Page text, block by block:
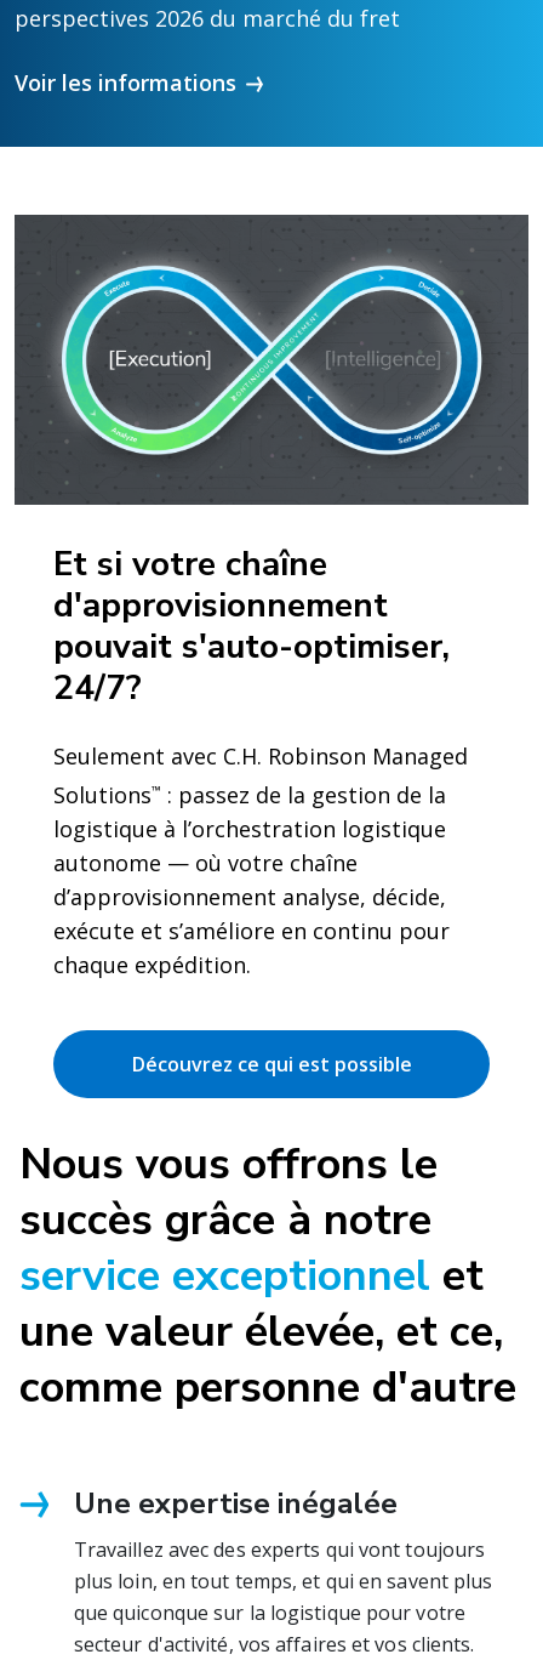
perspectives 2026 du marché du fret
Voir les informations
Et si votre chaîne
d'approvisionnement
pouvait s'auto-optimiser,
24/7?
Seulement avec C.H. Robinson Managed
Solutions™ : passez de la gestion de la
logistique à l’orchestration logistique
autonome — où votre chaîne
d’approvisionnement analyse, décide,
exécute et s’améliore en continu pour
chaque expédition.
Découvrez ce qui est possible
Nous vous offrons le
succès grâce à notre
service exceptionnel et
une valeur élevée, et ce,
comme personne d'autre
Une expertise inégalée
Travaillez avec des experts qui vont toujours
plus loin, en tout temps, et qui en savent plus
que quiconque sur la logistique pour votre
secteur d'activité, vos affaires et vos clients.